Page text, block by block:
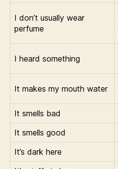
I don’t usually wear
perfume
I heard something
It makes my mouth water
It smells bad
It smells good
It’s dark here